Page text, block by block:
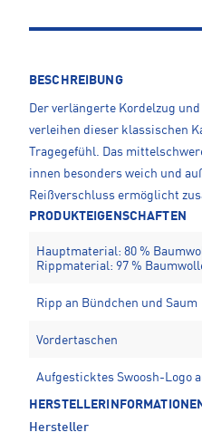
BESCHREIBUNG
Der verlängerte Kordelzug
verleihen dieser klassischen
Tragegefühl. Das
innen besonders weich und
Reißverschluss ermöglicht
PRODUKTEIGENSCHAFTEN
Hauptmaterial: 80 %
Rippmaterial: 97 %
Ripp an Bündchen und Saum
Vordertaschen
Aufgesticktes Swoosh-Logo
HERSTELLERINFORMATIONEN
Hersteller